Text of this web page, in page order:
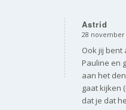
Astrid
zegt:
28 november
Ook jij bent
Pauline en
aan het
gaat kijken
dat je dat